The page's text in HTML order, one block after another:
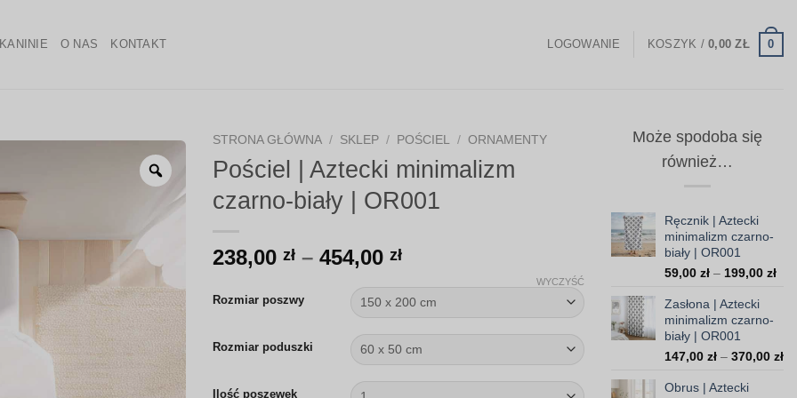
O NAS KONTAKT LOGOWANIE KOSZYK /0,00ZŁ 0
Zoom
STRONA GŁÓWNA / SKLEP / POŚCIEL / ORNAMENTY
Pościel | Aztecki minimalizm
czarno-biały | OR001
238,00 zł – 454,00 złZakres
od
238,00 zł
do
454,00 zł
Rozmiar poszwy
Rozmiar poduszki
Ilość poszewek
WYCZYŚĆ
Może spodoba się
również…
Ręcznik | Aztecki
minimalizm czarno-
biały | OR001
59,00 zł – 199,00 zł
Zasłona | Aztecki
minimalizm czarno-
biały | OR001
147,00 zł – 370,00 zł
Obrus | Aztecki